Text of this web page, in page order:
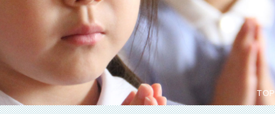
TOP